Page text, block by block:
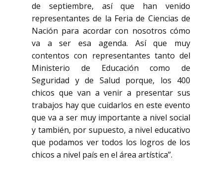
de septiembre, así que han venido
representantes de la Feria de Ciencias de
Nación para acordar con nosotros cómo
va a ser esa agenda. Así que muy
contentos con representantes tanto del
Ministerio de Educación como de
Seguridad y de Salud porque, los 400
chicos que van a venir a presentar sus
trabajos hay que cuidarlos en este evento
que va a ser muy importante a nivel social
y también, por supuesto, a nivel educativo
que podamos ver todos los logros de los
chicos a nivel país en el área artística”.